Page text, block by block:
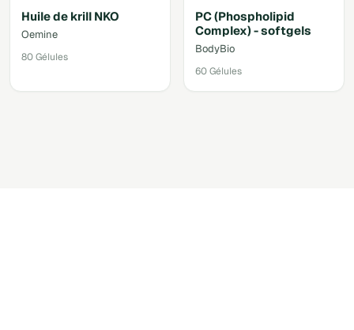
Huile de krill NKO
Oemine
80 Gélules
PC (Phospholipid
Complex) - softgels
BodyBio
60 Gélules